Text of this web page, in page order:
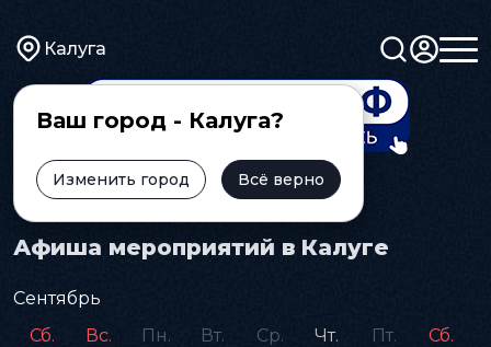
Калуга
Ваш город - Калуга?
Изменить город Всё верно
Главная Афиша
Афиша мероприятий в Калуге
Сентябрь
Сб.
Вс. Пн. Вт. Ср. Чт. Пт. Сб.